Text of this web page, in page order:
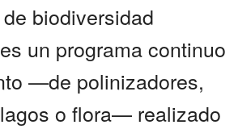
biodiversidad
un programa continuo
—de polinizadores,
o flora— realizado